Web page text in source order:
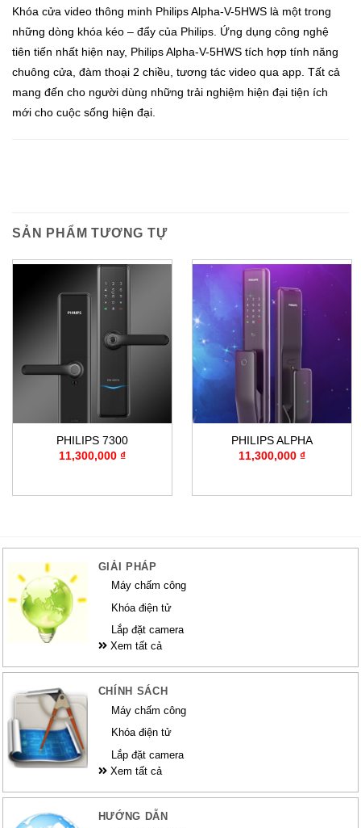
Khóa cửa video thông minh Philips Alpha-V-5HWS là một trong
những dòng khóa kéo – đẩy của Philips. Ứng dụng công nghệ
tiên tiến nhất hiện nay, Philips Alpha-V-5HWS tích hợp tính năng
chuông cửa, đàm thoại 2 chiều, tương tác video qua app. Tất cả
mang đến cho người dùng những trải nghiệm hiện đại tiện ích
mới cho cuộc sống hiện đại.
SẢN PHẨM TƯƠNG TỰ
PHILIPS 7300
11,300,000 ₫
PHILIPS ALPHA
11,300,000 ₫
GIẢI PHÁP
Máy chấm công
Khóa điện tử
Lắp đặt camera
Xem tất cả
CHÍNH SÁCH
Máy chấm công
Khóa điện tử
Lắp đặt camera
Xem tất cả
HƯỚNG DẪN